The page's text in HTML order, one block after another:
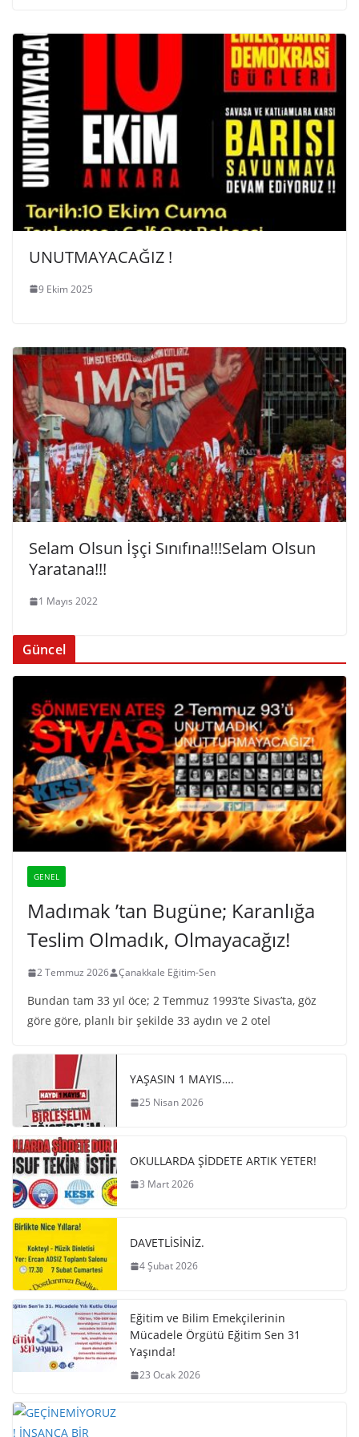
UNUTMAYACAĞIZ !
9 Ekim 2025
Selam Olsun İşçi Sınıfına!!!Selam Olsun
Yaratana!!!
1 Mayıs 2022
Güncel
GENEL
Madımak ’tan Bugüne; Karanlığa
Teslim Olmadık, Olmayacağız!
2 Temmuz 2026 Çanakkale Eğitim-Sen
Bundan tam 33 yıl öce; 2 Temmuz 1993’te Sivas’ta, göz
göre göre, planlı bir şekilde 33 aydın ve 2 otel
YAŞASIN 1 MAYIS….
25 Nisan 2026
OKULLARDA ŞİDDETE ARTIK YETER!
3 Mart 2026
DAVETLİSİNİZ.
4 Şubat 2026
Eğitim ve Bilim Emekçilerinin
Mücadele Örgütü Eğitim Sen 31
Yaşında!
23 Ocak 2026